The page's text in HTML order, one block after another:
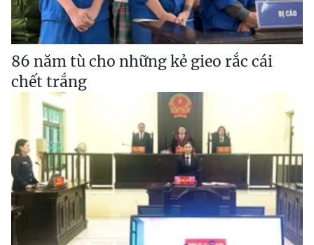
86 năm tù cho những kẻ gieo rắc cái
chết trắng